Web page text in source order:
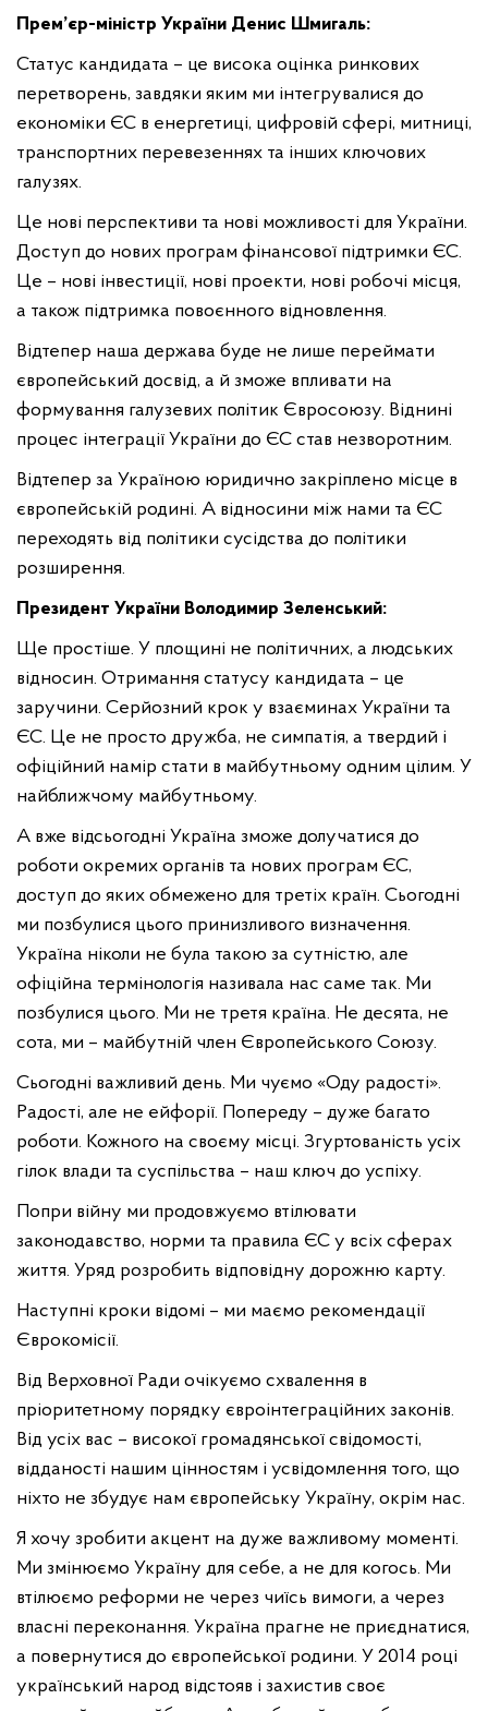
Прем’єр-міністр України Денис Шмигаль:
Статус кандидата – це висока оцінка ринкових
перетворень, завдяки яким ми інтегрувалися до
економіки ЄС в енергетиці, цифровій сфері, митниці,
транспортних перевезеннях та інших ключових
галузях.
Це нові перспективи та нові можливості для України.
Доступ до нових програм фінансової підтримки ЄС.
Це – нові інвестиції, нові проекти, нові робочі місця,
а також підтримка повоєнного відновлення.
Відтепер наша держава буде не лише переймати
європейський досвід, а й зможе впливати на
формування галузевих політик Євросоюзу. Віднині
процес інтеграції України до ЄС став незворотним.
Відтепер за Україною юридично закріплено місце в
європейській родині. А відносини між нами та ЄС
переходять від політики сусідства до політики
розширення.
Президент України Володимир Зеленський:
Ще простіше. У площині не політичних, а людських
відносин. Отримання статусу кандидата – це
заручини. Серйозний крок у взаєминах України та
ЄС. Це не просто дружба, не симпатія, а твердий і
офіційний намір стати в майбутньому одним цілим. У
найближчому майбутньому.
А вже відсьогодні Україна зможе долучатися до
роботи окремих органів та нових програм ЄС,
доступ до яких обмежено для третіх країн. Сьогодні
ми позбулися цього принизливого визначення.
Україна ніколи не була такою за сутністю, але
офіційна термінологія називала нас саме так. Ми
позбулися цього. Ми не третя країна. Не десята, не
сота, ми – майбутній член Європейського Союзу.
Сьогодні важливий день. Ми чуємо «Оду радості».
Радості, але не ейфорії. Попереду – дуже багато
роботи. Кожного на своєму місці. Згуртованість усіх
гілок влади та суспільства – наш ключ до успіху.
Попри війну ми продовжуємо втілювати
законодавство, норми та правила ЄС у всіх сферах
життя. Уряд розробить відповідну дорожню карту.
Наступні кроки відомі – ми маємо рекомендації
Єврокомісії.
Від Верховної Ради очікуємо схвалення в
пріоритетному порядку євроінтеграційних законів.
Від усіх вас – високої громадянської свідомості,
відданості нашим цінностям і усвідомлення того, що
ніхто не збудує нам європейську Україну, окрім нас.
Я хочу зробити акцент на дуже важливому моменті.
Ми змінюємо Україну для себе, а не для когось. Ми
втілюємо реформи не через чиїсь вимоги, а через
власні переконання. Україна прагне не приєднатися,
а повернутися до європейської родини. У 2014 році
український народ відстояв і захистив своє